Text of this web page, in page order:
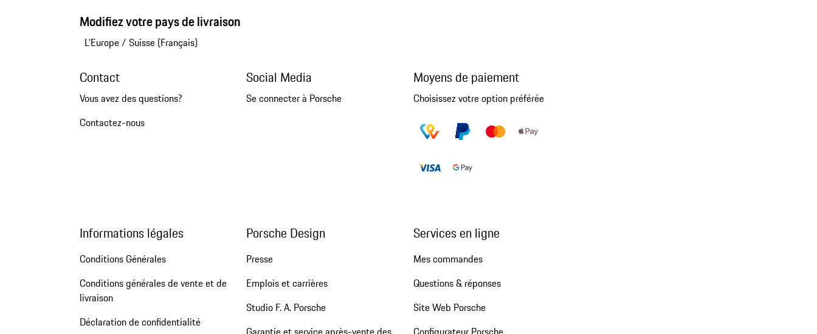
Modifiez votre pays de livraison
L'Europe/ Suisse (Français)
Contact
Vous avez des questions?
Contactez-nous
Social Media
Se connecter à Porsche
Moyens de paiement
Choisissez votre option préférée
Informations légales
Conditions Générales
Conditions générales de vente et de
livraison
Déclaration de confidentialité
Porsche Design
Presse
Emplois et carrières
Studio F. A. Porsche
Services en ligne
Mes commandes
Questions & réponses
Site Web Porsche